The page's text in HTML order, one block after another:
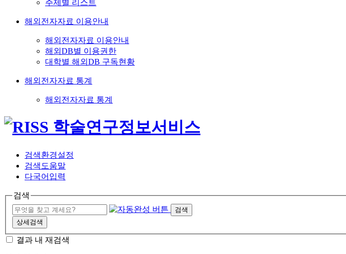
주제별 리스트
해외전자자료 이용안내
해외전자자료 이용안내
해외DB별 이용권한
대학별 해외DB 구독현황
해외전자자료 통계
해외전자자료 통계
검색환경설정
검색도움말
다국어입력
검색
검색
상세검색
결과 내 재검색